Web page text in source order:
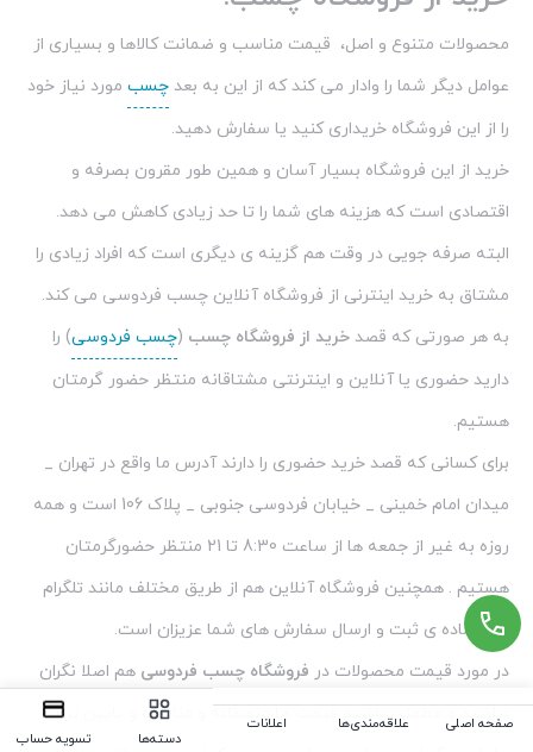
را از این فروشگاه خریداری کنید یا سفارش دهید.
خرید از این فروشگاه بسیار آسان و همین طور مقرون بصرفه و
اقتصادی است که هزینه های شما را تا حد زیادی کاهش می دهد.
البته صرفه جویی در وقت هم گزینه ی دیگری است که افراد زیادی را
مشتاق به خرید اینترنی از فروشگاه آنلاین چسب فردوسی می کند.
به هر صورتی که قصد
خرید از فروشگاه چسب (چسب فردوسی
دارید حضوری یا آنلاین و اینترنتی مشتاقانه منتظر حضور گرمتان
هستیم.
برای کسانی که قصد خرید حضوری را دارند آدرس ما واقع در تهران _
میدان امام خمینی _ خیابان فردوسی جنوبی _ پلاک 106 است و همه
هستیم . همچنین فروشگاه آنلاین هم از طریق مختلف مانند تلگرام
و… آماده ی ثبت و ارسال سفارش های شما عزیزان است.
در مورد قیمت محصولات در
فروشگاه چسب فردوسی
هم اصلا نگران
نباشید و مطمئن باشید قیمت ها منصفانه و مناسب و پایین تر از
جاهای دیگر است و قیمت ها و همچنین کیفیت محصولات و انواع
چسب ها ضمانت می شود.
صفحه اصلی علاقه‌مندی‌ها
اعلانات
دسته‌ها
تسویه حساب